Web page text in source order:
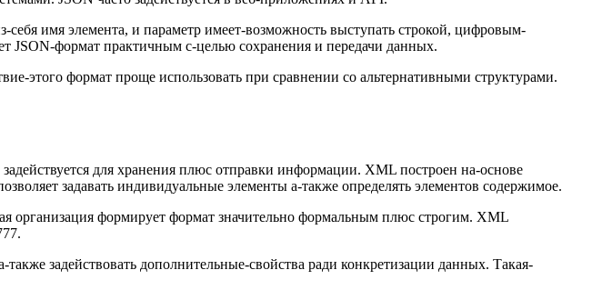
имя элемента, и параметр имеет-возможность выступать строкой, цифровым-
JSON-формат практичным с-целью сохранения и передачи данных.
этого формат проще использовать при сравнении со альтернативными структурами.
для хранения плюс отправки информации. XML построен на-основе
задавать индивидуальные элементы а-также определять элементов содержимое.
организация формирует формат значительно формальным плюс строгим. XML
задействовать дополнительные-свойства ради конкретизации данных. Такая-